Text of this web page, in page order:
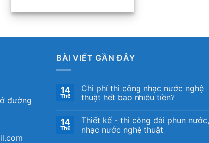
đường
BÀI VIẾT GẦN ĐÂY
14
Th6
Chi phí thi công nhạc nước nghệ
thuật hết bao nhiêu tiền?
14
Th6
Thiết kế ​- thi công đài phun nước,
nhạc nước nghệ thuật